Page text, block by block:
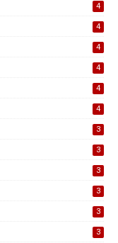
4
4
4
4
4
4
3
3
3
3
3
3